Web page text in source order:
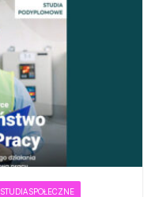
STUDIA SPOŁECZNE